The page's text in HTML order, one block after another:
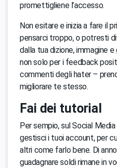
promettigliene l’accesso.
Non esitare e inizia a fare il
pensarci troppo, o potresti
dalla tua dizione, immagine
non solo per i feedback
commenti degli hater –
migliorare te stesso.
Fai dei tutorial
Per sempio, sul Social
gestisci i tuoi account, per
altri come farlo bene. Di
guadagnare soldi rimane in